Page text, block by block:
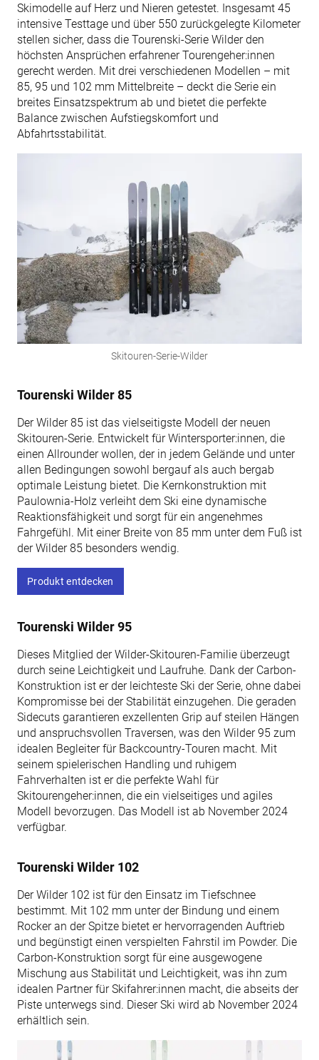
Skimodelle auf Herz und Nieren getestet. Insgesamt 45
intensive Testtage und über 550 zurückgelegte Kilometer
stellen sicher, dass die Tourenski-Serie Wilder den
höchsten Ansprüchen erfahrener Tourengeher:innen
gerecht werden. Mit drei verschiedenen Modellen – mit
85, 95 und 102 mm Mittelbreite – deckt die Serie ein
breites Einsatzspektrum ab und bietet die perfekte
Balance zwischen Aufstiegskomfort und
Abfahrtsstabilität.
Skitouren-Serie-Wilder
Tourenski Wilder 85
Der Wilder 85 ist das vielseitigste Modell der neuen
Skitouren-Serie. Entwickelt für Wintersporter:innen, die
einen Allrounder wollen, der in jedem Gelände und unter
allen Bedingungen sowohl bergauf als auch bergab
optimale Leistung bietet. Die Kernkonstruktion mit
Paulownia-Holz verleiht dem Ski eine dynamische
Reaktionsfähigkeit und sorgt für ein angenehmes
Fahrgefühl. Mit einer Breite von 85 mm unter dem Fuß ist
der Wilder 85 besonders wendig.
Produkt entdecken
Tourenski Wilder 95
Dieses Mitglied der Wilder-Skitouren-Familie überzeugt
durch seine Leichtigkeit und Laufruhe. Dank der Carbon-
Konstruktion ist er der leichteste Ski der Serie, ohne dabei
Kompromisse bei der Stabilität einzugehen. Die geraden
Sidecuts garantieren exzellenten Grip auf steilen Hängen
und anspruchsvollen Traversen, was den Wilder 95 zum
idealen Begleiter für Backcountry-Touren macht. Mit
seinem spielerischen Handling und ruhigem
Fahrverhalten ist er die perfekte Wahl für
Skitourengeher:innen, die ein vielseitiges und agiles
Modell bevorzugen. Das Modell ist ab November 2024
verfügbar.
Tourenski Wilder 102
Der Wilder 102 ist für den Einsatz im Tiefschnee
bestimmt. Mit 102 mm unter der Bindung und einem
Rocker an der Spitze bietet er hervorragenden Auftrieb
und begünstigt einen verspielten Fahrstil im Powder. Die
Carbon-Konstruktion sorgt für eine ausgewogene
Mischung aus Stabilität und Leichtigkeit, was ihn zum
idealen Partner für Skifahrer:innen macht, die abseits der
Piste unterwegs sind. Dieser Ski wird ab November 2024
erhältlich sein.